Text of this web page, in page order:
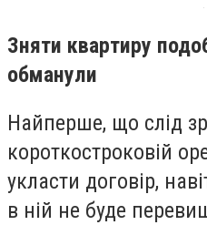
Зняти квартиру
обманули
Найперше, що слід
короткостроковій
укласти договір,
в ній не буде